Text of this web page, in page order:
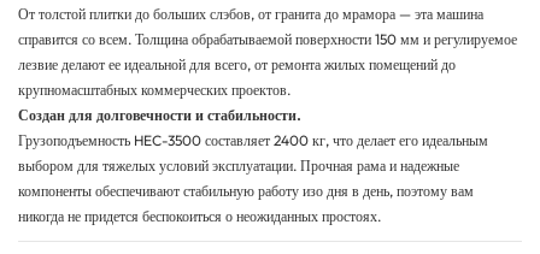
От толстой плитки до больших слэбов, от гранита до мрамора — эта машина
справится со всем. Толщина обрабатываемой поверхности 150 мм и регулируемое
лезвие делают ее идеальной для всего, от ремонта жилых помещений до
крупномасштабных коммерческих проектов.
Создан для долговечности и стабильности.
Грузоподъемность HEC-3500 составляет 2400 кг, что делает его идеальным
выбором для тяжелых условий эксплуатации. Прочная рама и надежные
компоненты обеспечивают стабильную работу изо дня в день, поэтому вам
никогда не придется беспокоиться о неожиданных простоях.